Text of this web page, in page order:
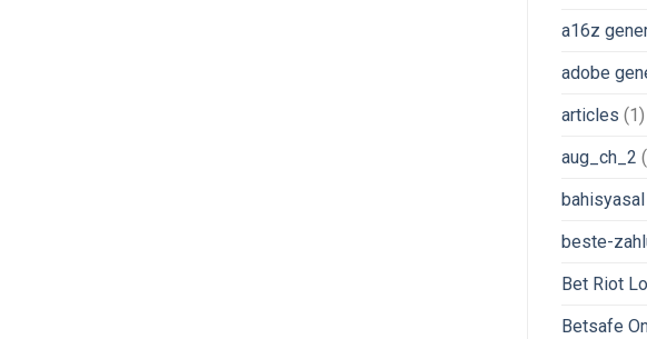
a16z
adobe
articles (1)
aug_ch_2
beste-
Bet Riot
Betsafe